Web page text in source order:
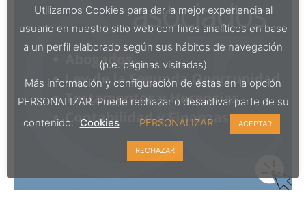
Utilizamos Cookies para dar la mejor experiencia al
usuario en nuestro sitio web con fines analíticos en base
a un perfil elaborado según sus hábitos de navegación
(p.e. páginas visitadas)
Más información y configuración de éstas en la opción
PERSONALIZAR. Puede rechazar o desactivar parte de su
contenido. Cookies PERSONALIZAR ACEPTAR
RECHAZAR